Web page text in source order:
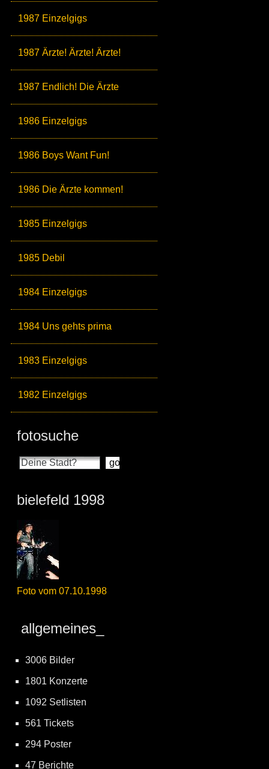
1987 Einzelgigs
1987 Ärzte! Ärzte! Ärzte!
1987 Endlich! Die Ärzte
1986 Einzelgigs
1986 Boys Want Fun!
1986 Die Ärzte kommen!
1985 Einzelgigs
1985 Debil
1984 Einzelgigs
1984 Uns gehts prima
1983 Einzelgigs
1982 Einzelgigs
fotosuche
bielefeld 1998
Foto vom 07.10.1998
allgemeines_
3006 Bilder
1801 Konzerte
1092 Setlisten
561 Tickets
294 Poster
47 Berichte